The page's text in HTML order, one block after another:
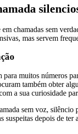
em chamadas sem
mas servem
muitos números
também obter
a sua curiosidade
sem voz, silêncio
suspeitas depois de ter